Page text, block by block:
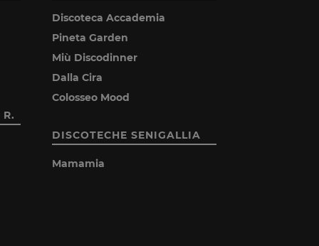
Discoteca Accademia
Pineta Garden
Miù Discodinner
Dalla Cira
Colosseo Mood
DISCOTECHE SENIGALLIA
Mamamia